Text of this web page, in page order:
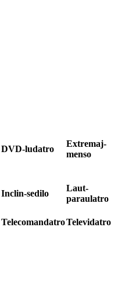
DVD-ludatro
Extremaj-
menso
Inclin-sedilo
Laut-
paraulatro
TelecomandatroTelevidatro